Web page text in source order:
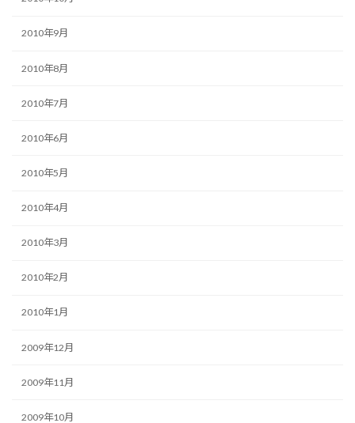
2010年9月
2010年8月
2010年7月
2010年6月
2010年5月
2010年4月
2010年3月
2010年2月
2010年1月
2009年12月
2009年11月
2009年10月